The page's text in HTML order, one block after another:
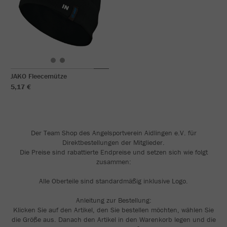
JAKO Fleecemütze
5,17 €
Der Team Shop des Angelsportverein Aidlingen e.V. für
Direktbestellungen der Mitglieder.
Die Preise sind rabattierte Endpreise und setzen sich wie folgt
zusammen:
Alle Oberteile sind standardmäßig inklusive Logo.
Anleitung zur Bestellung:
Klicken Sie auf den Artikel, den Sie bestellen möchten, wählen Sie
die Größe aus. Danach den Artikel in den Warenkorb legen und die